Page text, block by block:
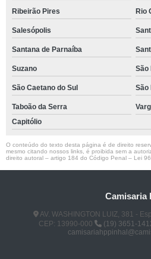
Ribeirão Pires Rio
Salesópolis
Santana de Parnaíba
Suzano São
São Caetano do Sul São
Taboão da Serra
Capitólio
O conteúdo do texto desta página é de direito
mesmo citando nossos links, é proibida sem a
direito autoral – artigo 184 do Código Penal – Lei
Camisaria
AV. WASHINGTON LUIZ, 381 -
CEP: 13990-000
(19) 3651-